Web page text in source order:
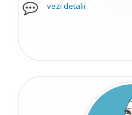
vezi detalii